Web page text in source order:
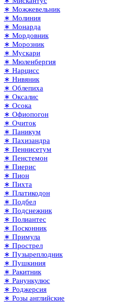
∗ Можжевельник
∗ Молиния
∗ Монарда
∗ Мордовник
∗ Морозник
∗ Мускари
∗ Мюленбергия
∗ Нарцисс
∗ Нивяник
∗ Облепиха
∗ Оксалис
∗ Осока
∗ Офиопогон
∗ Очиток
∗ Паникум
∗ Пахизандра
∗ Пеннисетум
∗ Пенстемон
∗ Пиерис
∗ Пион
∗ Пихта
∗ Платикодон
∗ Подбел
∗ Подснежник
∗ Полиантес
∗ Посконник
∗ Примула
∗ Прострел
∗ Пузыреплодник
∗ Пушкиния
∗ Ракитник
∗ Ранункулюс
∗ Роджерсия
∗ Розы английские